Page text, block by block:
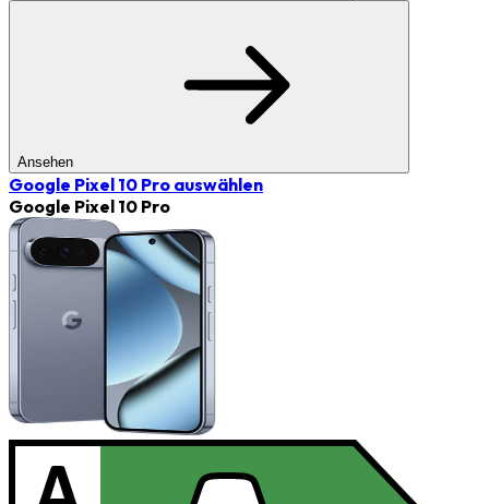
Ansehen
Google Pixel 10 Pro auswählen
Google Pixel 10 Pro